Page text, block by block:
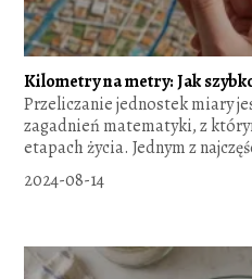
Kilometry na metry: Jak
Przeliczanie jednostek miary
zagadnień matematyki, z
etapach życia. Jednym z
2024-08-14